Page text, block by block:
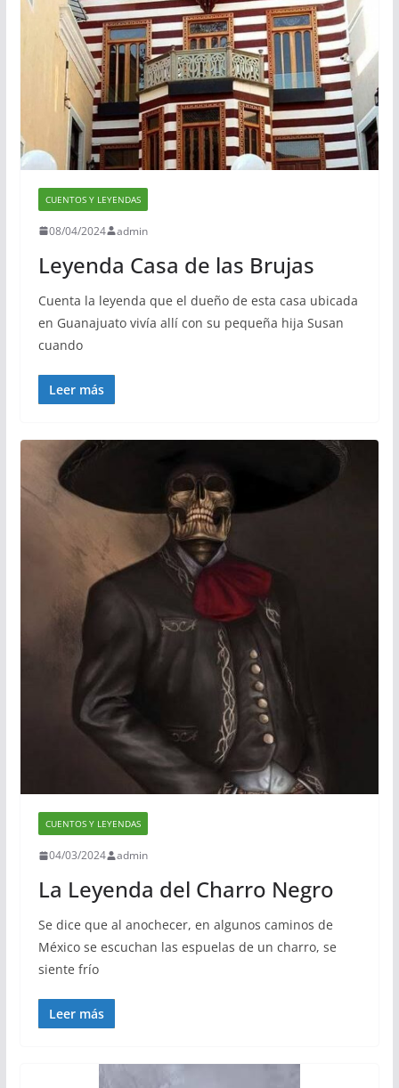
CUENTOS Y LEYENDAS
08/04/2024 admin
Leyenda Casa de las Brujas
Cuenta la leyenda que el dueño de esta casa ubicada
en Guanajuato vivía allí con su pequeña hija Susan
cuando
Leer más
CUENTOS Y LEYENDAS
04/03/2024 admin
La Leyenda del Charro Negro
Se dice que al anochecer, en algunos caminos de
México se escuchan las espuelas de un charro, se
siente frío
Leer más